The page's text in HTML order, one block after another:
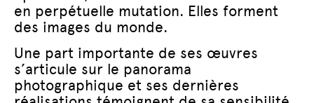
en perpétuelle mutation. Elles forment
des images du monde.
Une part importante de ses œuvres
s’articule sur le panorama
photographique et ses dernières